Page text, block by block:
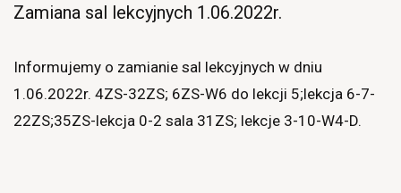
Zamiana sal lekcyjnych 1.06.2022r.
Informujemy o zamianie sal lekcyjnych w dniu
1.06.2022r. 4ZS-32ZS; 6ZS-W6 do lekcji 5;lekcja 6-7-
22ZS;35ZS-lekcja 0-2 sala 31ZS; lekcje 3-10-W4-D.